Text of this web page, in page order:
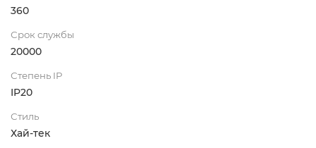
360
Срок службы
20000
Степень IP
IP20
Стиль
Хай-тек